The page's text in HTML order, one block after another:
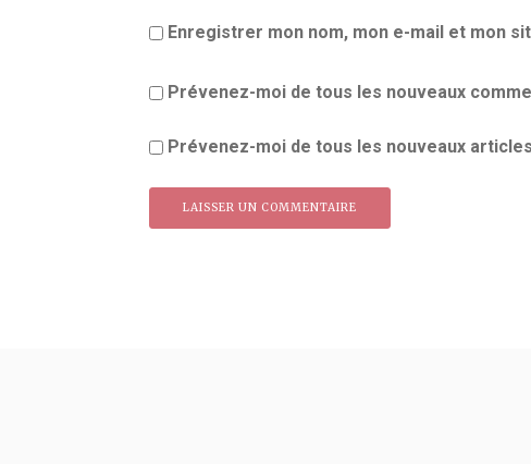
Enregistrer mon nom, mon e-mail et mon
Prévenez-moi de tous les nouveaux
Prévenez-moi de tous les nouveaux